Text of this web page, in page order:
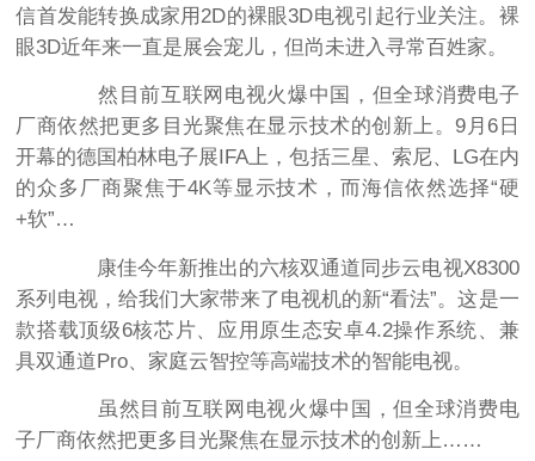
信首发能转换成家用2D的裸眼3D电视引起行业关注。裸
眼3D近年来一直是展会宠儿，但尚未进入寻常百姓家。
然目前互联网电视火爆中国，但全球消费电子
厂商依然把更多目光聚焦在显示技术的创新上。9月6日
开幕的德国柏林电子展IFA上，包括三星、索尼、LG在内
的众多厂商聚焦于4K等显示技术，而海信依然选择“硬
+软”…
康佳今年新推出的六核双通道同步云电视X8300
系列电视，给我们大家带来了电视机的新“看法”。这是一
款搭载顶级6核芯片、应用原生态安卓4.2操作系统、兼
具双通道Pro、家庭云智控等高端技术的智能电视。
虽然目前互联网电视火爆中国，但全球消费电
子厂商依然把更多目光聚焦在显示技术的创新上……